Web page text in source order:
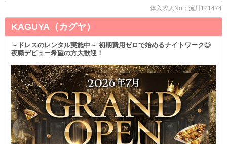
ナシ！
◆飲酒しなくてOK◆
お酒が苦手でナイトワークを諦めていた子に朗報！
《ディアスタンス》では『ノンアル勤務』が可能です◎
飲めない子は無理せずにソフトドリンクで接客しましょう。
ります♪
体入求人No：流川121474
KAGUYA（カグヤ）
～ドレスのレンタル実施中～ 初期費用ゼロで始めるナイトワーク◎
夜職デビュー希望の方大歓迎！